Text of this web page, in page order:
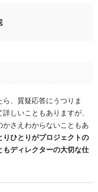
、質疑応答にうつりま
しいこともありますが、
さえわからないこともあ
りひとりがプロジェクトの
ディレクターの大切な仕